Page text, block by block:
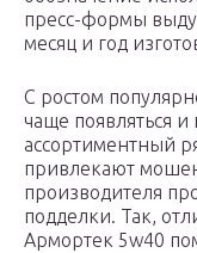
пресс-формы
месяц и год
С ростом
чаще появляться
ассортиментный
привлекают
производителя
подделки. Так,
Армортек 5w40